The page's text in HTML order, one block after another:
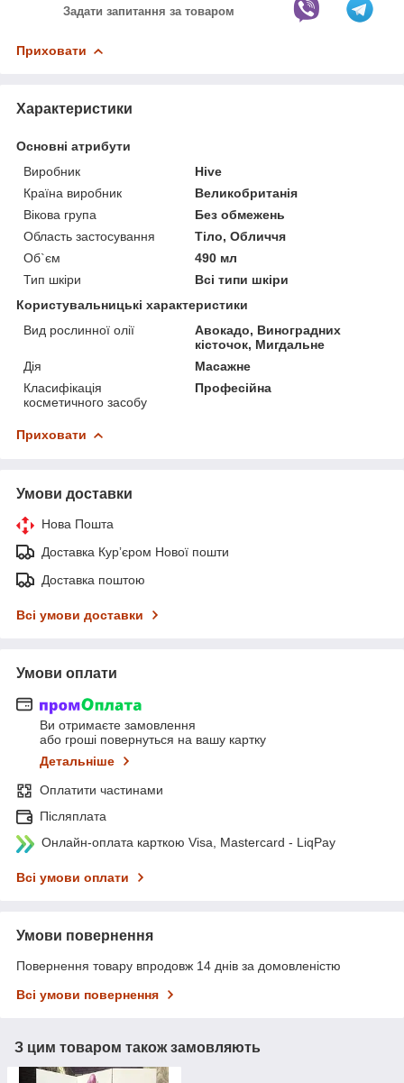
Задати запитання за товаром
Приховати
Характеристики
Основні атрибути
Виробник
Hive
Країна виробник
Великобританія
Вікова група
Без обмежень
Область застосування
Тіло, Обличчя
Об`єм
490 мл
Тип шкіри
Всі типи шкіри
Користувальницькі характеристики
Вид рослинної олії
Авокадо, Виноградних
кісточок, Мигдальне
Дія
Масажне
Класифікація
косметичного засобу
Професійна
Приховати
Умови доставки
Нова Пошта
Доставка Курʼєром Нової пошти
Доставка поштою
Всі умови доставки
Умови оплати
Ви отримаєте замовлення
або гроші повернуться на вашу картку
Детальніше
Оплатити частинами
Післяплата
Онлайн-оплата карткою Visa, Mastercard - LiqPay
Всі умови оплати
Умови повернення
Повернення товару впродовж 14 днів за домовленістю
Всі умови повернення
З цим товаром також замовляють